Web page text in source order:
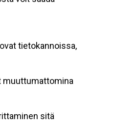
tietokannoissa,
muuttumattomina
sitä